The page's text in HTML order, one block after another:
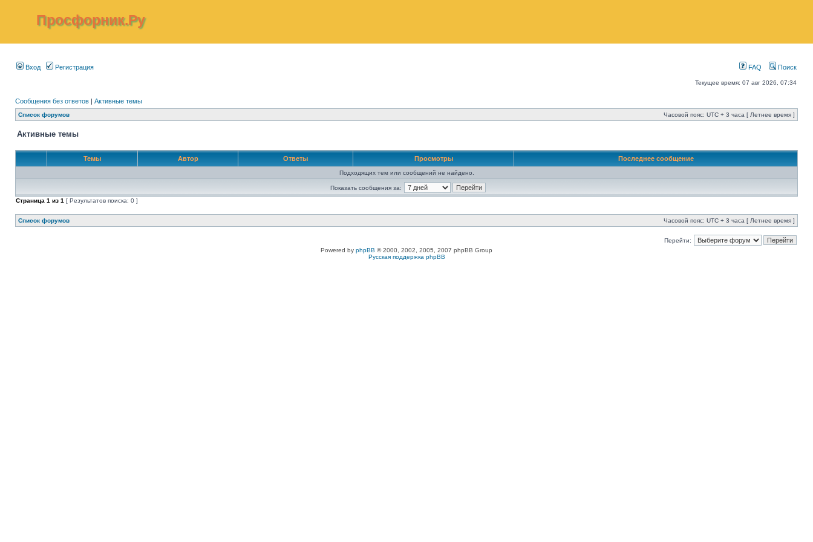
Просфорник.Ру
Вход Регистрация FAQ Поиск
Текущее время: 07 авг 2026, 07:34
Сообщения без ответов | Активные темы
Список форумов Часовой пояс: UTC + 3 часа [ Летнее время ]
Активные темы
Темы Автор Ответы Просмотры Последнее сообщение
Подходящих тем или сообщений не найдено.
Показать сообщения за:
Страница 1 из 1 [ Результатов поиска: 0 ]
Список форумов Часовой пояс: UTC + 3 часа [ Летнее время ]
Перейти:
Powered by phpBB © 2000, 2002, 2005, 2007 phpBB Group
Русская поддержка phpBB